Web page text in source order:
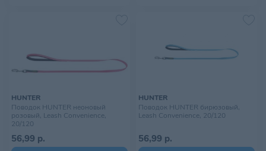
HUNTER
Поводок HUNTER неоновый
розовый, Leash Convenience,
20/120
56,99 р.
HUNTER
Поводок HUNTER бирюзовый,
Leash Convenience, 20/120
56,99 р.